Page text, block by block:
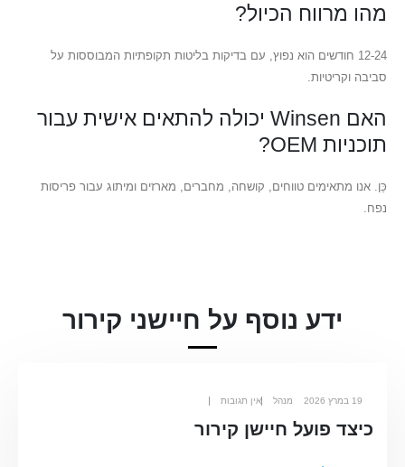
מהו מרווח הכיול?
12-24 חודשים הוא נפוץ, עם בדיקות בליטות תקופתיות המבוססות על
סביבה וקריטיות.
האם Winsen יכולה להתאים אישית עבור
תוכניות OEM?
כֵּן. אנו מתאימים טווחים, קושחה, מחברים, מארזים ומיתוג עבור פריסות
נפח.
ידע נוסף על חיישני קירור
19 במרץ 2026 מנהל אין תגובות
כיצד פועל חיישן קירור